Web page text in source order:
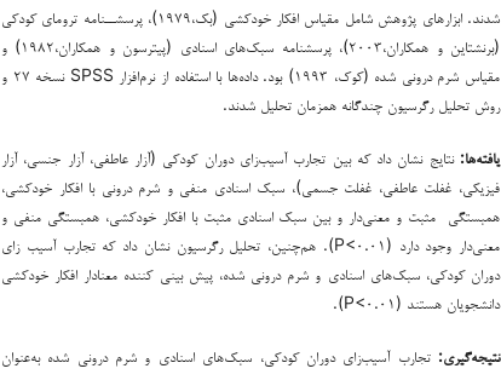
شدند. ابزارهای‌ پژوهش‌ شامل‌ مقیاس افکار خودکشی (بک،۱۹۷۹)، پرسشــنامه‌ ترومای کودکی
(‌برنشتاین و همکاران،۲۰۰۳)، پرسشنامه سبک‌هاي اسنادي (پیترسون و همکاران،۱۹۸۲) و
مقیاس شرم درونی شده (کوک، ۱۹۹۳) بود. داده‌ها با استفاده از نرم‌افزار SPSS نسخه ۲۷ و
روش تحلیل رگرسیون چندگانه همزمان تحلیل‌ شدند.
یافته‌ها: نتایج‌ نشان داد که بین‌ تجارب آسیب‌زای دوران کودکی (آزار عاطفی، آزار جنسی، آزار
فیزیکی، غفلت عاطفی، غفلت جسمی)، سبک اسنادی منفی و شرم درونی با افکار خودکشی‌،
همبستگی ‌ مثبت‌ و معنی‌دار و بین‌ سبک اسنادی مثبت با افکار خودکشی‌، همبستگی‌ منفی‌ و
معنی‌دار وجود دارد (P<۰.۰۱). هم‌چنین‌، تحلیل رگرسیون نشان داد که تجارب آسیب زای
دوران کودکی، سبک‌های اسنادی و شرم درونی شده، پیش بینی کننده معنادار افکار خودکشی
دانشجویان هستند (P<۰.۰۱).
نتیجه‌گیری‌: تجارب آسیب‌زای دوران کودکی، سبک‌های اسنادی و شرم درونی شده به‌عنوان